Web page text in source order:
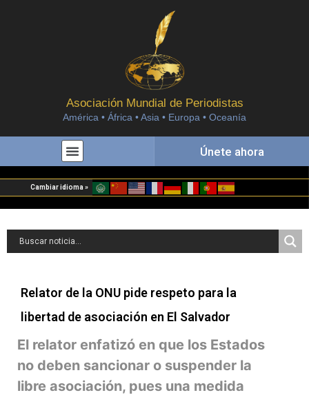
Asociación Mundial de Periodistas
América • África • Asia • Europa • Oceanía
Únete ahora
Cambiar idioma »
Relator de la ONU pide respeto para la
libertad de asociación en El Salvador
El relator enfatizó en que los Estados
no deben sancionar o suspender la
libre asociación, pues una medida